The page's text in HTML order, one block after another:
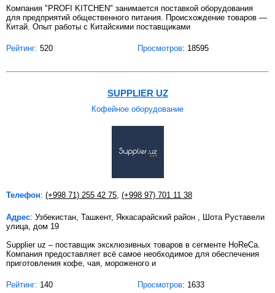
Компания "PROFI KITCHEN" занимается поставкой оборудования
для предприятий общественного питания. Происхождение товаров —
Китай. Опыт работы с Китайскими поставщиками
Рейтинг: 520 Просмотров: 18595
SUPPLIER UZ
Кофейное оборудование
Телефон: (+998 71) 255 42 75, (+998 97) 701 11 38
Адрес: Узбекистан, Ташкент, Яккасарайский район , Шота Руставели
улица, дом 19
Supplier uz – поставщик эксклюзивных товаров в сегменте HoReCa.
Компания предоставляет всё самое необходимое для обеспечения
приготовления кофе, чая, мороженого и
Рейтинг: 140 Просмотров: 1633